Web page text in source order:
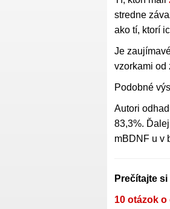
stredne
ako tí, ktorí
Je
vzorkami od
Podobné
Autori
83,3%.
mBDNF u v
Prečítajte si
10 otázok